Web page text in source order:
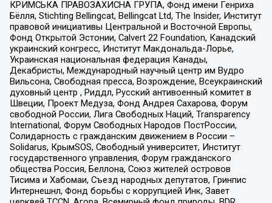
КРИМСЬКА ПРАВОЗАХИСНА ГРУПА, Фонд имени Генриха
Бёлля, Stichting Bellingcat, Bellingcat Ltd, The Insider, Институт
правовой инициативы Центральной и Восточной Европы,
Фонд Открытой Эстонии, Calvert 22 Foundation, Канадский
украинский конгресс, Институт Макдональда-Лорье,
Украинская национальная федерация Канады,
Декабристы, Международный научный центр им Вудро
Вильсона, Свободная пресса, Возрождение, Всеукраинский
духовный центр , Риддл, Русский антивоенный комитет в
Швеции, Проект Медуза, Фонд Андрея Сахарова, Форум
свободной России, Лига Свободных Наций, Transparеncy
International, Форум Свободных Народов ПостРоссии,
Солидарность с гражданским движением в России –
Solidarus, КрымSOS, Свободный университет, Институт
государственного управления, Форум гражданского
общества Россия, Беллона, Союз жителей островов
Тисима и Хабомаи, Съезд народных депутатов, Гринпис
Интернешнл, Фонд борьбы с коррупцией Инк, Завет